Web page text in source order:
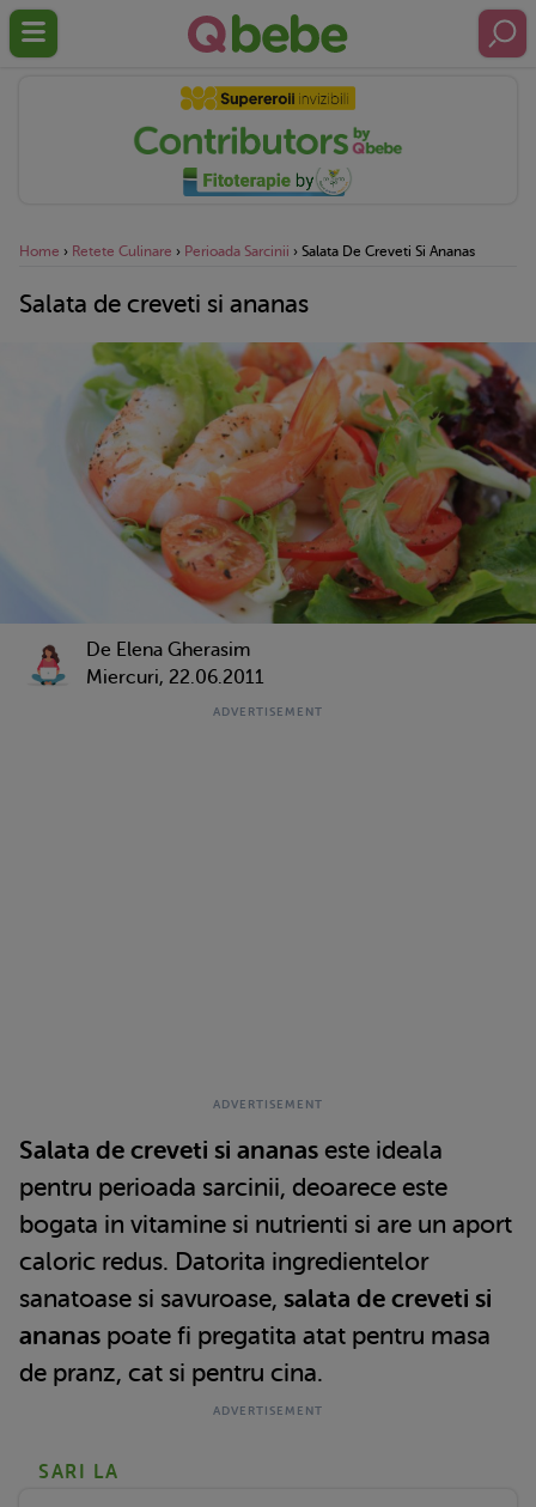
Home › Retete Culinare › Perioada Sarcinii › Salata De Creveti Si Ananas
Salata de creveti si ananas
De Elena Gherasim
Miercuri, 22.06.2011
Salata de creveti si ananas este ideala
pentru perioada sarcinii, deoarece este
bogata in vitamine si nutrienti si are un aport
caloric redus. Datorita ingredientelor
sanatoase si savuroase, salata de creveti si
ananas poate fi pregatita atat pentru masa
de pranz, cat si pentru cina.
SARI LA